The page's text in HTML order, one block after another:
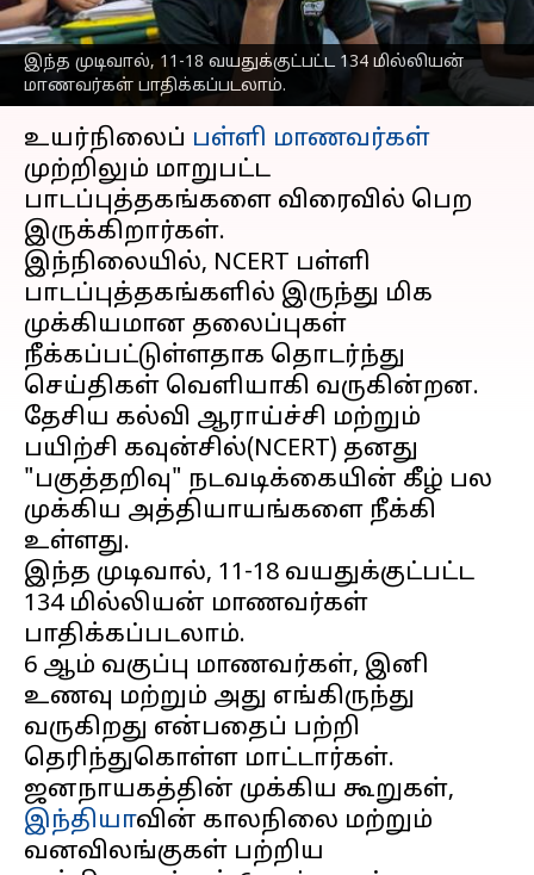
இந்த முடிவால், 11-18 வயதுக்குட்பட்ட 134 மில்லியன்
மாணவர்கள் பாதிக்கப்படலாம்.
எழுதியவர் Sindhuja SM Jun 01, 2023 07:30 pm
செய்தி முன்னோட்டம்
உயர்நிலைப் பள்ளி மாணவர்கள்
முற்றிலும் மாறுபட்ட
பாடப்புத்தகங்களை விரைவில் பெற
இருக்கிறார்கள்.
இந்நிலையில், NCERT பள்ளி
பாடப்புத்தகங்களில் இருந்து மிக
முக்கியமான தலைப்புகள்
நீக்கப்பட்டுள்ளதாக தொடர்ந்து
செய்திகள் வெளியாகி வருகின்றன.
தேசிய கல்வி ஆராய்ச்சி மற்றும்
பயிற்சி கவுன்சில்(NCERT) தனது
"பகுத்தறிவு" நடவடிக்கையின் கீழ் பல
முக்கிய அத்தியாயங்களை நீக்கி
உள்ளது.
இந்த முடிவால், 11-18 வயதுக்குட்பட்ட
134 மில்லியன் மாணவர்கள்
பாதிக்கப்படலாம்.
6 ஆம் வகுப்பு மாணவர்கள், இனி
உணவு மற்றும் அது எங்கிருந்து
வருகிறது என்பதைப் பற்றி
தெரிந்துகொள்ள மாட்டார்கள்.
ஜனநாயகத்தின் முக்கிய கூறுகள்,
இந்தியாவின் காலநிலை மற்றும்
வனவிலங்குகள் பற்றிய